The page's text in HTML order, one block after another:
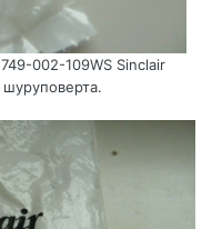
749-002-109WS Sinclair